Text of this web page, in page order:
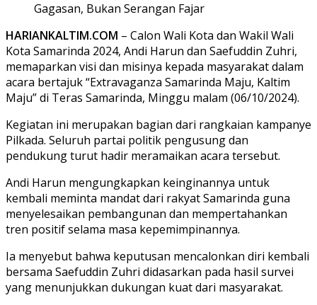
HARIANKALTIM.COM – Calon Wali Kota dan Wakil Wali
Kota Samarinda 2024, Andi Harun dan Saefuddin Zuhri,
memaparkan visi dan misinya kepada masyarakat dalam
acara bertajuk “Extravaganza Samarinda Maju, Kaltim
Maju” di Teras Samarinda, Minggu malam (06/10/2024).
Kegiatan ini merupakan bagian dari rangkaian kampanye
Pilkada. Seluruh partai politik pengusung dan
pendukung turut hadir meramaikan acara tersebut.
Andi Harun mengungkapkan keinginannya untuk
kembali meminta mandat dari rakyat Samarinda guna
menyelesaikan pembangunan dan mempertahankan
tren positif selama masa kepemimpinannya.
Ia menyebut bahwa keputusan mencalonkan diri kembali
bersama Saefuddin Zuhri didasarkan pada hasil survei
yang menunjukkan dukungan kuat dari masyarakat.